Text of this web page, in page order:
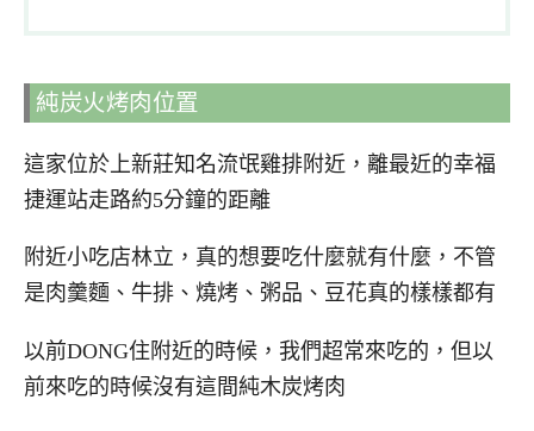
純炭火烤肉位置
這家位於上新莊知名流氓雞排附近，離最近的幸福
捷運站走路約5分鐘的距離
附近小吃店林立，真的想要吃什麼就有什麼，不管
是肉羹麵、牛排、燒烤、粥品、豆花真的樣樣都有
以前DONG住附近的時候，我們超常來吃的，但以
前來吃的時候沒有這間純木炭烤肉